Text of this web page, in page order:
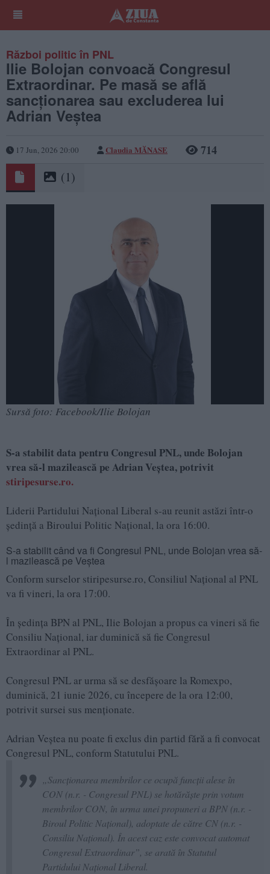
Război politic în PNL
Ilie Bolojan convoacă Congresul
Extraordinar. Pe masă se află
sancționarea sau excluderea lui
Adrian Veștea
17 Jun, 2026 20:00 Claudia MĂNASE 714
(1)
Sursă foto: Facebook/Ilie Bolojan
S-a stabilit data pentru Congresul PNL, unde Bolojan
vrea să-l mazilească pe Adrian Veștea, potrivit
stiripesurse.ro.
Liderii Partidului Național Liberal s-au reunit astăzi într-o
ședință a Biroului Politic Național, la ora 16:00.
S-a stabilit când va fi Congresul PNL, unde Bolojan vrea să-
l mazilească pe Veștea
Conform surselor stiripesurse.ro, Consiliul Național al PNL
va fi vineri, la ora 17:00.
În ședința BPN al PNL, Ilie Bolojan a propus ca vineri să fie
Consiliu Național, iar duminică să fie Congresul
Extraordinar al PNL.
Congresul PNL ar urma să se desfășoare la Romexpo,
duminică, 21 iunie 2026, cu începere de la ora 12:00,
potrivit sursei sus menționate.
Adrian Veștea nu poate fi exclus din partid fără a fi convocat
Congresul PNL, conform Statutului PNL.
„Sancționarea membrilor ce ocupă funcții alese în
CON (n.r. - Congresul PNL) se hotărăște prin votum
membrilor CON, în urma unei propuneri a BPN (n.r. -
Biroul Politic Național), adoptate de către CN (n.r. -
Consiliu Național). În acest caz este convocat automat
Congresul Extraordinar”, se arată în Statutul
Partidului Național Liberal.